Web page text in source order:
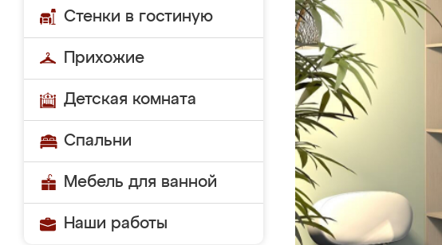
Стенки в гостиную
Прихожие
Детская комната
Спальни
Мебель для ванной
Наши работы